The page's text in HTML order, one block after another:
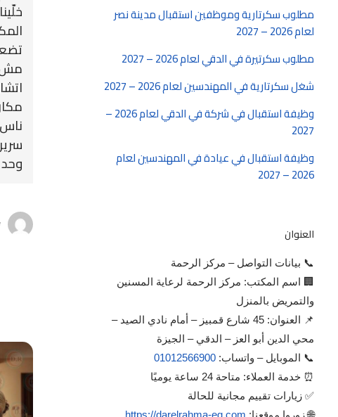
مش
مطلوب سكرتارية وموظفين استقبال مدينة نصر
لعام 2026 – 2027
مطلوب سكرتيرة في الدقي لعام 2026 – 2027
شغل سكرتارية في المهندسين لعام 2026 – 2027
وظيفة استقبال في شركة في الدقي لعام 2026 –
2027
وظيفة استقبال في عيادة في المهندسين لعام
2026 – 2027
العنوان
📞 بيانات التواصل – مركز الرحمة
🏢 اسم المكتب: مركز الرحمة لرعاية المسنين
والتمريض بالمنزل
📌 العنوان: 45 شارع قمبيز – أمام نادي الصيد –
محي الدين أبو العز – الدقي – الجيزة
📞 الموبايل – واتساب: 01012566900
⏰ خدمة العملاء: متاحة 24 ساعة يوميًا
✅ زيارات تقييم مجانية للحالة
🌐 زوروا موقعنا: https://darelrahma-eg.com